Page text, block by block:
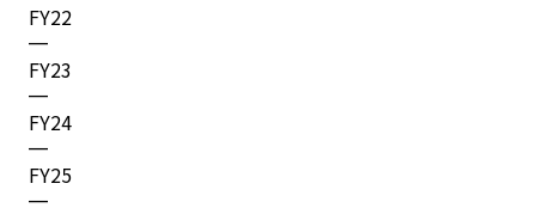
FY22
—
FY23
—
FY24
—
FY25
—